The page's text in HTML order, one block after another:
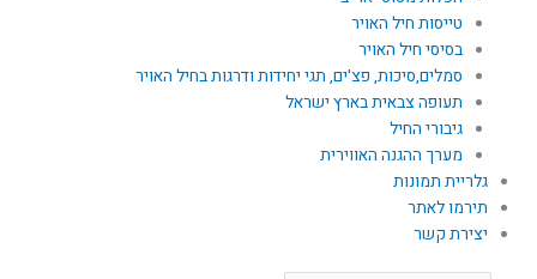
טייסות חיל האויר
בסיסי חיל האויר
סמלים,סיכות, פצ'ים, תגי יחידות ודרגות בחיל האויר
תעופה צבאית בארץ ישראל
גיבורי החיל
מערך ההגנה האווירית
גלריית תמונות
תירמו לאתר
יצירת קשר